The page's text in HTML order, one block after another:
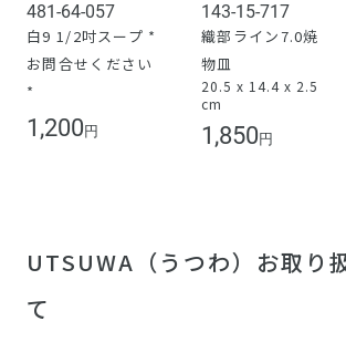
481-64-057
白9 1/2吋スープ *
お問合せください
*
1,200 円
143-15-717
織部ライン7.0焼
物皿
20.5 x 14.4 x 2.5
cm
1,850 円
UTSUWA（うつわ）お取り
て